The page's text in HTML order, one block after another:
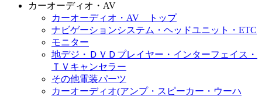
カーオーディオ・AV
カーオーディオ・AV トップ
ナビゲーションシステム・ヘッドユニット・ETC
モニター
地デジ・ＤＶＤプレイヤー・インターフェイス・
ＴＶキャンセラー
その他電装パーツ
カーオーディオ(アンプ・スピーカー・ウーハ